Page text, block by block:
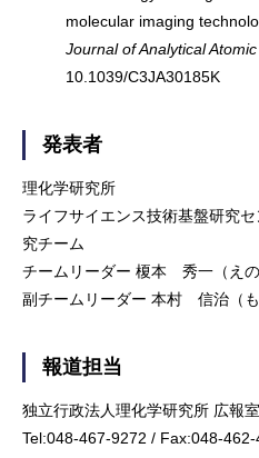
molecular imaging
Journal of Analytical
10.1039/C3JA30185K
発表者
理化学研究所
ライフサイエンス技術基盤研究
究チーム
チームリーダー 榎本 秀一（え
副チームリーダー 本村 信治（
報道担当
独立行政法人理化学研究所 広報
Tel:048-467-9272 / Fax:048-